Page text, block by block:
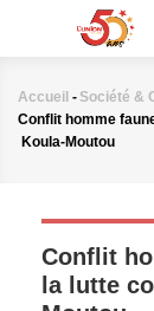
principal
Fil
d'Ariane
Accueil - Société &
Conflit homme
Koula-Moutou
Conflit
la lutte